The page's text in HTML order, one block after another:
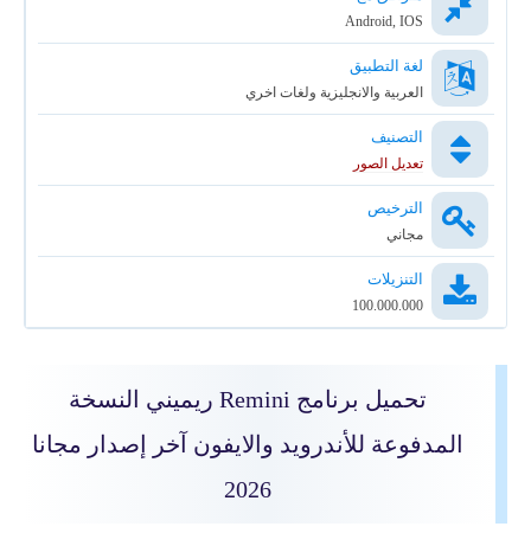
Android, IOS
لغة التطبيق
العربية والانجليزية ولغات اخري
التصنيف
تعديل الصور
الترخيص
مجاني
التنزيلات
100.000.000
تحميل برنامج Remini ريميني النسخة
المدفوعة للأندرويد والايفون آخر إصدار مجانا
2026